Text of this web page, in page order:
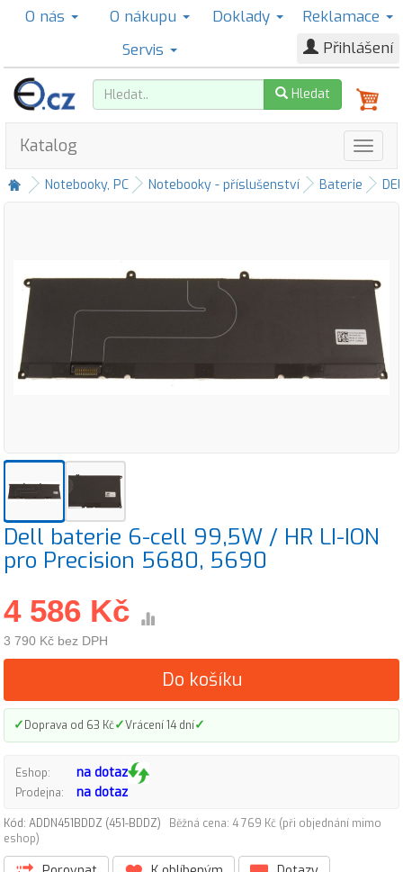
O nás O nákupu Doklady
Reklamace
Servis
Přihlášení
Hledat
Katalog
Notebooky, PC Notebooky - příslušenství Baterie
Dell baterie 6-cell 99,5W / HR LI-ION
pro Precision 5680, 5690
4 586 Kč
3 790 Kč bez DPH
Do košíku
✓Doprava od 63 Kč✓Vrácení 14 dní✓
Eshop: na dotaz
Prodejna: na dotaz
Kód: ADDN451BDDZ (451-BDDZ)
Běžná cena: 4 769 Kč (při objednání mimo
eshop)